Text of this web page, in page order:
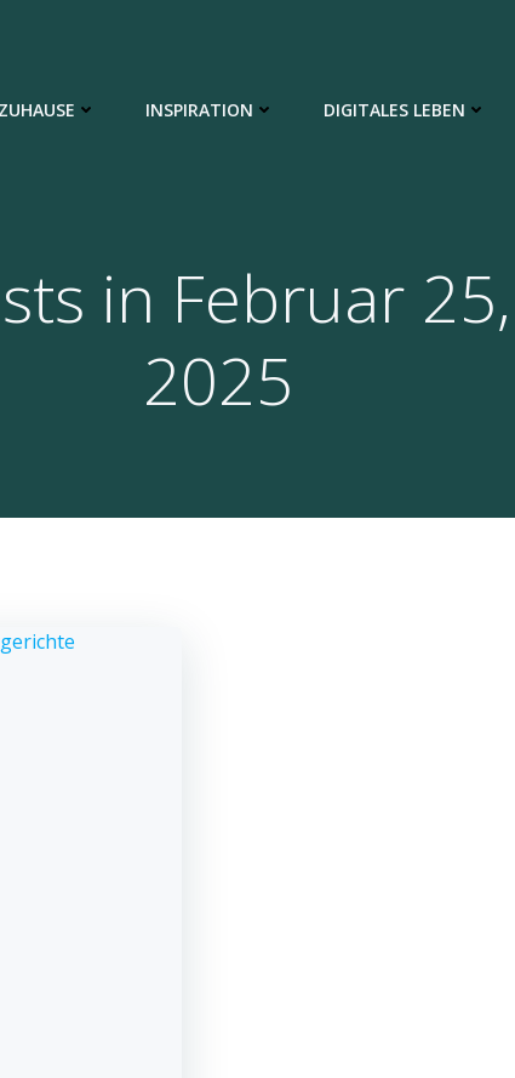
ZUHAUSE INSPIRATION DIGITALES LEBEN
in Februar 25,
2025